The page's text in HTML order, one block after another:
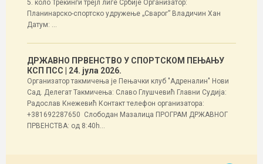
5. коло Трекинги трејл лиге Србије Организатор:
Планинарско-спортско удружење „Сварог” Владичин Хан
Датум: ...
ДРЖАВНО ПРВЕНСТВО У СПОРТСКОМ ПЕЊАЊУ
КСП ПСС | 24. јула 2026.
Организатор такмичења је Пењачки клуб "Адреналин" Нови
Сад. Делегат Такмичења: Славо Глушчевић Главни Судија:
Радослав Кнежевић Контакт телефон организатора:
+381692287650 Слободан Мазалица ПРОГРАМ ДРЖАВНОГ
ПРВЕНСТВА: од 8:40h...